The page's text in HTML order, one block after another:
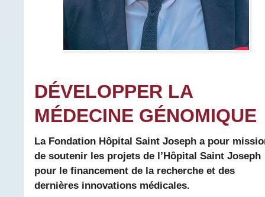
DÉVELOPPER LA
MÉDECINE GÉNOMIQUE
La Fondation Hôpital Saint Joseph a pour
de soutenir les projets de l’Hôpital Saint Joseph
pour le financement de la recherche et des
dernières innovations médicales.